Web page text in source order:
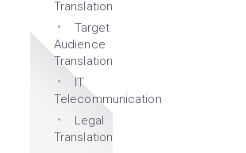
Translation
Target
Audience
Translation
IT
Telecommunication
Legal
Translation